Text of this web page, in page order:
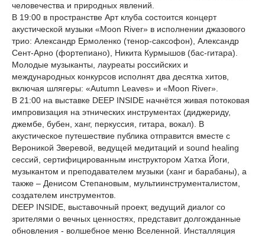
человечества и природных явлений.
В 19:00 в пространстве Арт клуба состоится концерт
акустической музыки «Moon River» в исполнении джазового
трио: Александр Ермоленко (тенор-саксофон), Александр
Сент-Арно (фортепиано), Никита Курмышов (бас-гитара).
Молодые музыканты, лауреаты российских и
международных конкурсов исполнят два десятка хитов,
включая шлягеры: «Autumn Leaves» и «Moon River».
В 21:00 на выставке DEEP INSIDE начнётся живая потоковая
импровизация на этнических инструментах (диджериду,
джембе, бубен, ханг, перкуссия, гитара, вокал). В
акустическое путешествие публика отправится вместе с
Вероникой Зверевой, ведущей медитаций и sound healing
сессий, сертифицированным инструктором Хатха Йоги,
музыкантом и преподавателем музыки (ханг и барабаны), а
также – Денисом Степановым, мультиинструменталистом,
создателем инструментов.
DEEP INSIDE, выставочный проект, ведущий диалог со
зрителями о вечных ценностях, представит долгожданные
обновления - волшебное меню Вселенной. Инсталляция